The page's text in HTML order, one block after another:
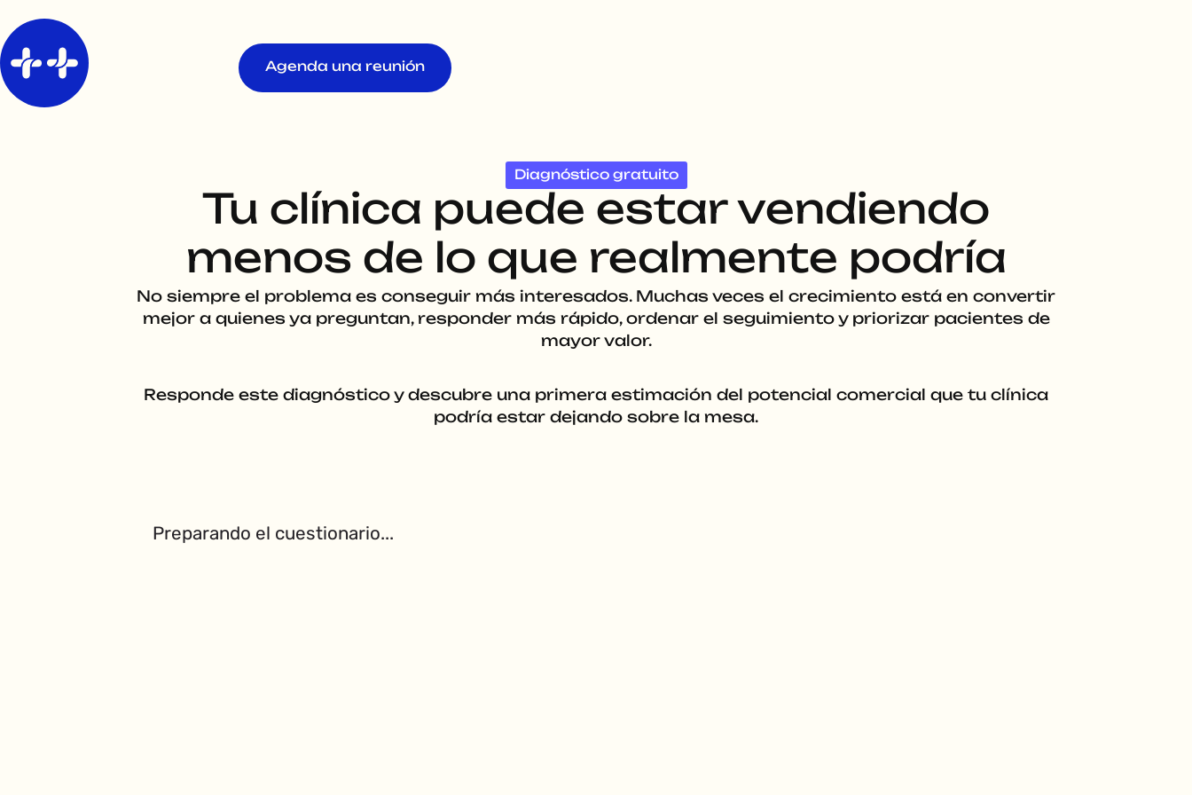
Agenda una reunión
Diagnóstico gratuito
Tu clínica puede estar vendiendo
menos de lo que realmente podría
No siempre el problema es conseguir más interesados. Muchas veces el crecimiento está en convertir
mejor a quienes ya preguntan, responder más rápido, ordenar el seguimiento y priorizar pacientes de
mayor valor.
Responde este diagnóstico y descubre una primera estimación del potencial comercial que tu clínica
podría estar dejando sobre la mesa.
Preparando el cuestionario...